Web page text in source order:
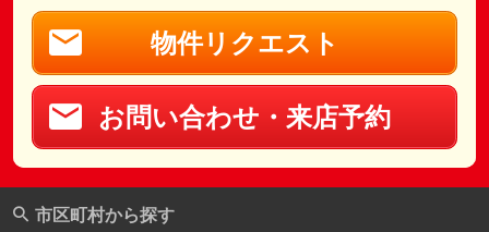
物件リクエスト
お問い合わせ・来店予約
市区町村から探す